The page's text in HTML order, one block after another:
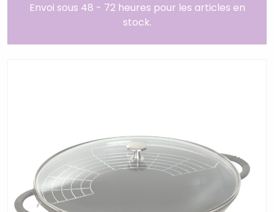
Envoi sous 48 - 72 heures pour les articles en
stock.